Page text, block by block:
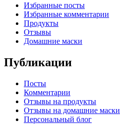
Избранные посты
Избранные комментарии
Продукты
Отзывы
Домашние маски
Публикации
Посты
Комментарии
Отзывы на продукты
Отзывы на домашние маски
Персональный блог